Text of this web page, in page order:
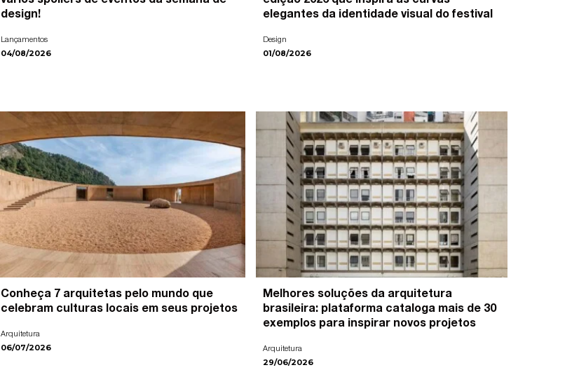
design!
Lançamentos
04/08/2026
elegantes da identidade visual do festival
Design
01/08/2026
Conheça 7 arquitetas pelo mundo que
celebram culturas locais em seus projetos
Arquitetura
06/07/2026
Melhores soluções da arquitetura
brasileira: plataforma cataloga mais de 30
exemplos para inspirar novos projetos
Arquitetura
29/06/2026